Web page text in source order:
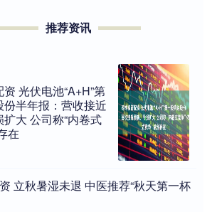
推荐资讯
光伏电池“A+H”第
份半年报：营收接近
大 公司称“内卷式
在
立秋暑湿未退 中医推荐“秋天第一杯